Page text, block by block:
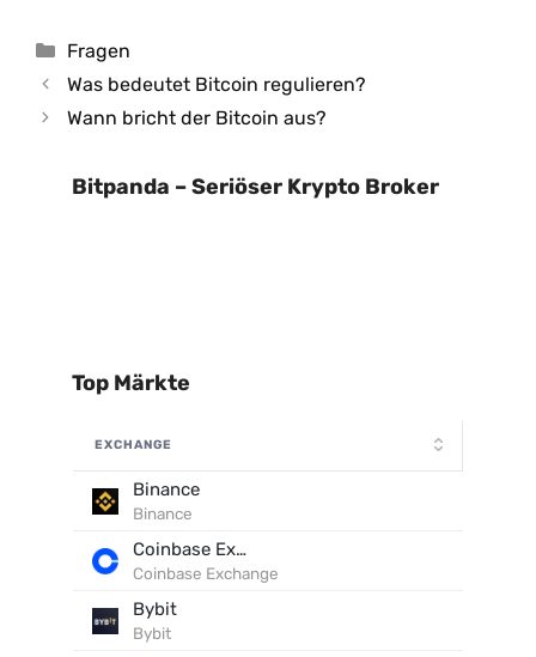
Kategorien
Fragen
Was bedeutet Bitcoin regulieren?
Wann bricht der Bitcoin aus?
Bitpanda – Seriöser Krypto Broker
Top Märkte
EXCHANGE
Binance
Binance
Coinbase Exchange
Coinbase Exchange
Bybit
Bybit